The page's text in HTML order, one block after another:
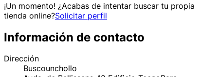
¡Un momento! ¿Acabas de intentar buscar tu propia
tienda online?Solicitar perfil
Información de contacto
Dirección
Buscounchollo